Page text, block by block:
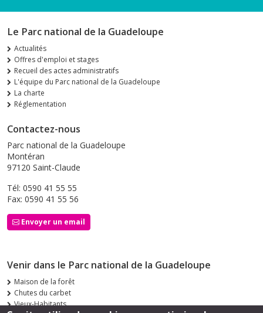
Le Parc national de la Guadeloupe
Actualités
Offres d'emploi et stages
Recueil des actes administratifs
L'équipe du Parc national de la Guadeloupe
La charte
Réglementation
Contactez-nous
Parc national de la Guadeloupe
Montéran
97120 Saint-Claude
Tél: 0590 41 55 55
Fax: 0590 41 55 56
Envoyer un email
Venir dans le Parc national de la Guadeloupe
Maison de la forêt
Chutes du carbet
Vieux-Habitants